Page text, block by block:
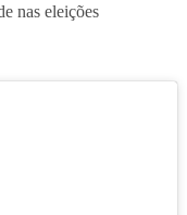
nas eleições